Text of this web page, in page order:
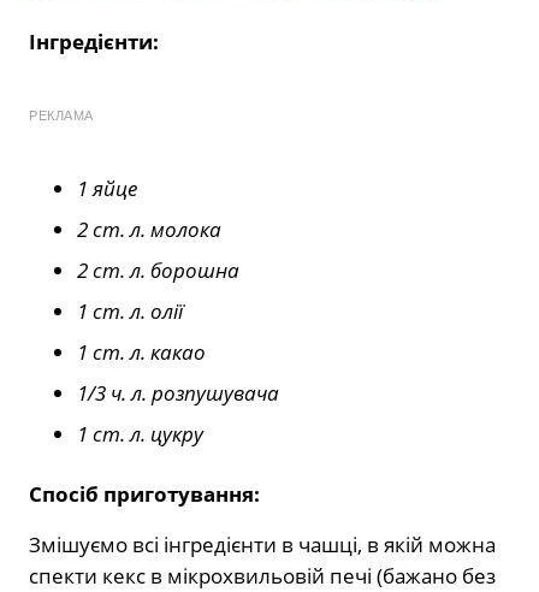
Інгредієнти:
РЕКЛАМА
1 яйце
2 ст. л. молока
2 ст. л. борошна
1 ст. л. олії
1 ст. л. какао
1/3 ч. л. розпушувача
1 ст. л. цукру
Спосіб приготування:
Змішуємо всі інгредієнти в чашці, в якій можна
спекти кекс в мікрохвильовій печі (бажано без